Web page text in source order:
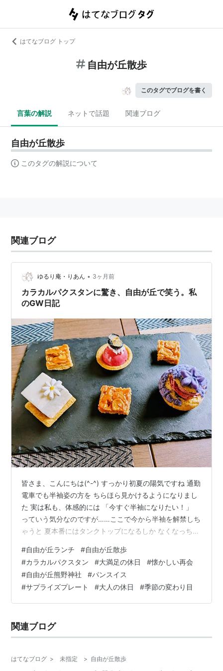
はてなブログ トップ
自由が丘散歩
このタグでブログを書く
言葉の解説 ネットで話題 関連ブログ
自由が丘散歩
このタグの解説について
関連ブログ
ゆるり庵・りあん • 3ヶ月前
カラカルパクスタンに驚き、自由が丘で笑う。私
のGW日記
皆さま、こんにちは(^-^) すっかり初夏の陽気ですね 通勤
電車でも半袖姿の方を ちらほら見かけるようになりまし
た 実は私も、体感的には 「今すぐ半袖になりたい！」
っていう気分なのですが……ここで今から半袖を解禁しち
ゃうと 夏本番にはタンクトップになるしか なくなっちゃ
踏みとどまってます( *´艸｀) 今年のGW、皆さまは いか
がお過ごしでしたか？ 私の職場はカレンダー通りでした
が 同僚たちの休暇はなんとも華やか！優雅にクルージン
グを楽しむ人や 「カラカルパクスタン」という 初めて耳
にする国へ旅立った強者も…🌍️✈️そんなお土産話に驚きな
#自由が丘ランチ #自由が丘散歩
#カラカルパクスタン #大満足の休日 #懐かしい再会
#自由が丘熊野神社 #パンスイス
#サプライズプレート #大人の休日 #季節の変わり目
関連ブログ
はてなブログ > 未指定 > 自由が丘散歩